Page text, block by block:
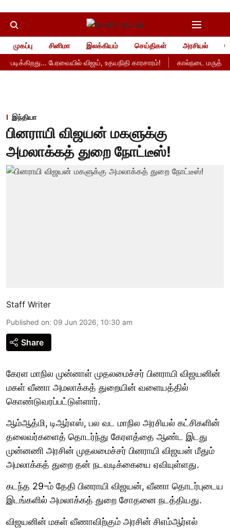
முகப்பு சினிமா இலக்கியம் செய்திகள் அரசியல்
படிக்கிறது... பேரவையில் விஜய், உதயநிதி காரசாரம்!
கால்நடை
இந்தியா
பினராயி விஜயன் மகளுக்கு
அமலாக்கத் துறை நோட்டீஸ்!
Staff Writer
Published on: 09 Jun 2026, 10:30 am
Share
கேரள மாநில முன்னாள் முதலமைச்சர் பினராயி விஜயனின்
மகள் வீணா அமலாக்கத் துறையின் வளையத்தில்
கொண்டுவரப்பட்டுள்ளார்.
ஆம்ஆத்மி, டிஆர்எஸ், பல வட மாநில அரசியல் கட்சிகளின்
தலைவர்களைத் தொடர்ந்து கேரளத்தை ஆண்ட இடது
முன்னணி அரசின் முதலமைச்சர் பினராயி விஜயன் மீதும்
அமலாக்கத் துறை தன் நடவடிக்கையை ஏவியுள்ளது.
கடந்த 29-ம் தேதி பினராயி விஜயன், வீணா தொடர்புடைய
இடங்களில் அமலாக்கத் துறை சோதனை நடத்தியது.
விஜயனின் மகள் வீணாவிற்கும் அரசின் சிஎம்ஆர்எல்